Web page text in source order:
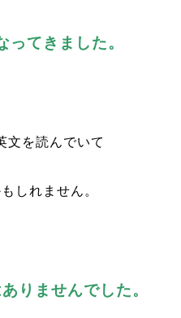
ってきました。
文を読んでいて
しれません。
りませんでした。